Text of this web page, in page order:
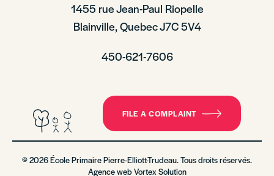
1455 rue Jean-Paul Riopelle
Blainville, Quebec J7C 5V4
450-621-7606
FILE A COMPLAINT
© 2026 École Primaire Pierre-Elliott-Trudeau. Tous droits réservés.
Agence webVortex Solution